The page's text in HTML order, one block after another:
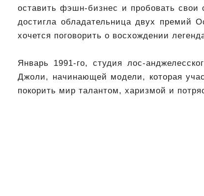
оставить фэшн-бизнес и пробовать
достигла обладательница двух премий
хочется поговорить о восхождении
Январь 1991-го, студия лос-
Джоли, начинающей модели, которая
покорить мир талантом, харизмой и